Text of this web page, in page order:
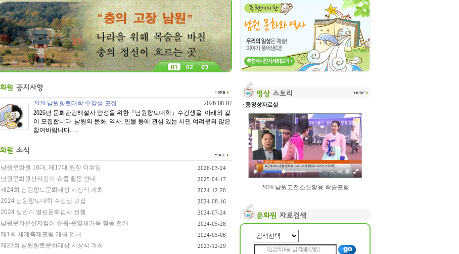
2026 남원향토대학 수강생 모집
2026-08-07
2026년 문화관광해설사 양성을 위한『남원향토대학』수강생을 아래와 같
이 모집합니다. 남원의 문화, 역사, 인물 등에 관심 있는 시민 여려분의 많은
참여바랍니다. ..
남원문화원 16대, 제17대 원장 이취임 2026-03-24
남원문화원산지킴이 슈룹 활동 안내 2025-04-17
제24회 남원향토문화대상 시상식 개최 2024-12-20
2024 남원향토대학 수강생 모집 2024-08-16
2024 상반기 열린문화답사 진행 2024-07-24
남원문화유산지킴이 슈룹-윤영채가옥 활동 전개 2024-05-28
제1회 세계축제포럼 개최 안내 2024-05-08
제23회 남원향토문화대상 시상식 개최 2023-12-29
2016 남원고전소설활용 학술포럼